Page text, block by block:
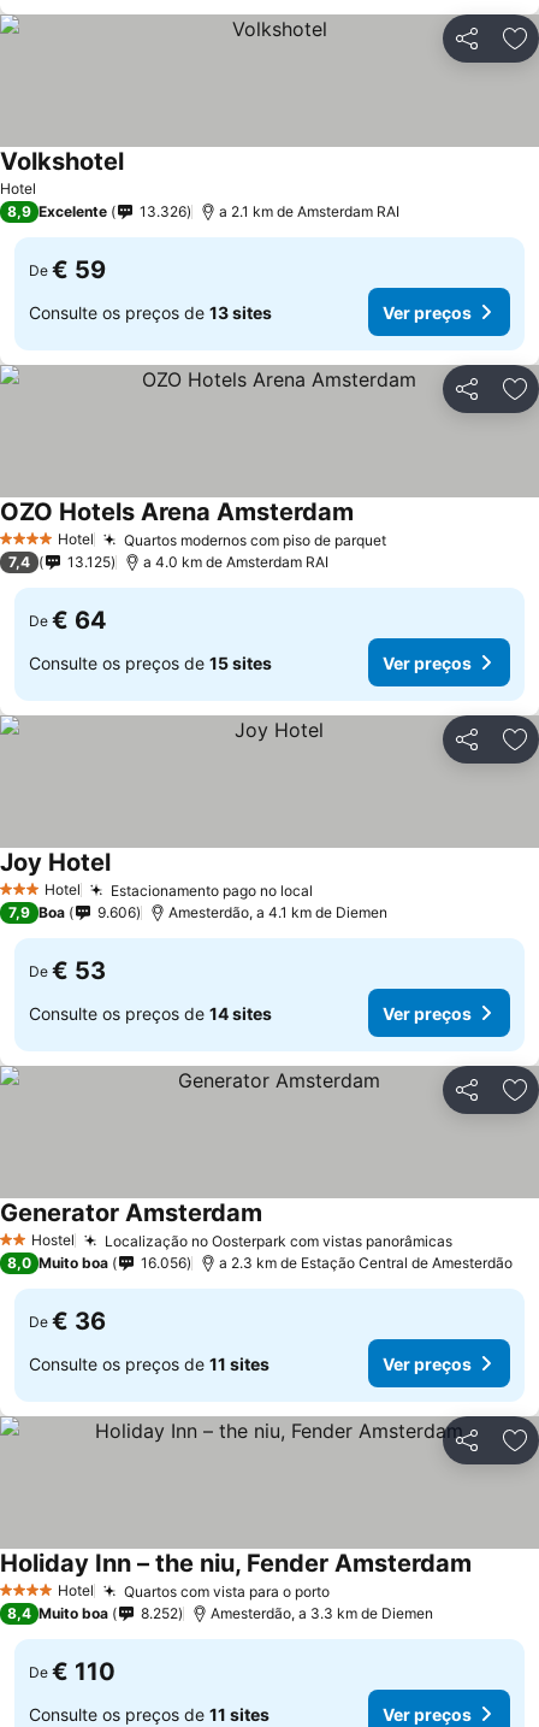
Partilhar
Hotel
Volkshotel
8,9 Excelente 13.326 a 2.1 km de Amsterdam RAI
De € 59
Consulte os preços de 13 sites Ver preços
Partilhar
4 EstrelasHotel Quartos modernos com piso de parquet
OZO Hotels Arena Amsterdam
7,4 13.125 a 4.0 km de Amsterdam RAI
De € 64
Consulte os preços de 15 sites Ver preços
Partilhar
3 EstrelasHotel Estacionamento pago no local
Joy Hotel
7,9 Boa 9.606 Amesterdão, a 4.1 km de Diemen
De € 53
Consulte os preços de 14 sites Ver preços
Partilhar
2 Estrelas
Hostel Localização no Oosterpark com vistas panorâmicas
Generator Amsterdam
8,0 Muito boa 16.056 a 2.3 km de Estação Central de Amesterdão
De € 36
Consulte os preços de 11 sites Ver preços
Partilhar
4 EstrelasHotel Quartos com vista para o porto
Holiday Inn – the niu, Fender Amsterdam
8,4 Muito boa 8.252 Amesterdão, a 3.3 km de Diemen
De € 110
Consulte os preços de 11 sites Ver preços